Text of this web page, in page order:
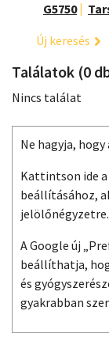
G5750
Új keresés
Találatok (0
Nincs találat
Ne hagyja,
Kattintson ide a
beállításához,
jelölőnégyzetre.
A Google új
beállíthatja,
és
gyakrabban